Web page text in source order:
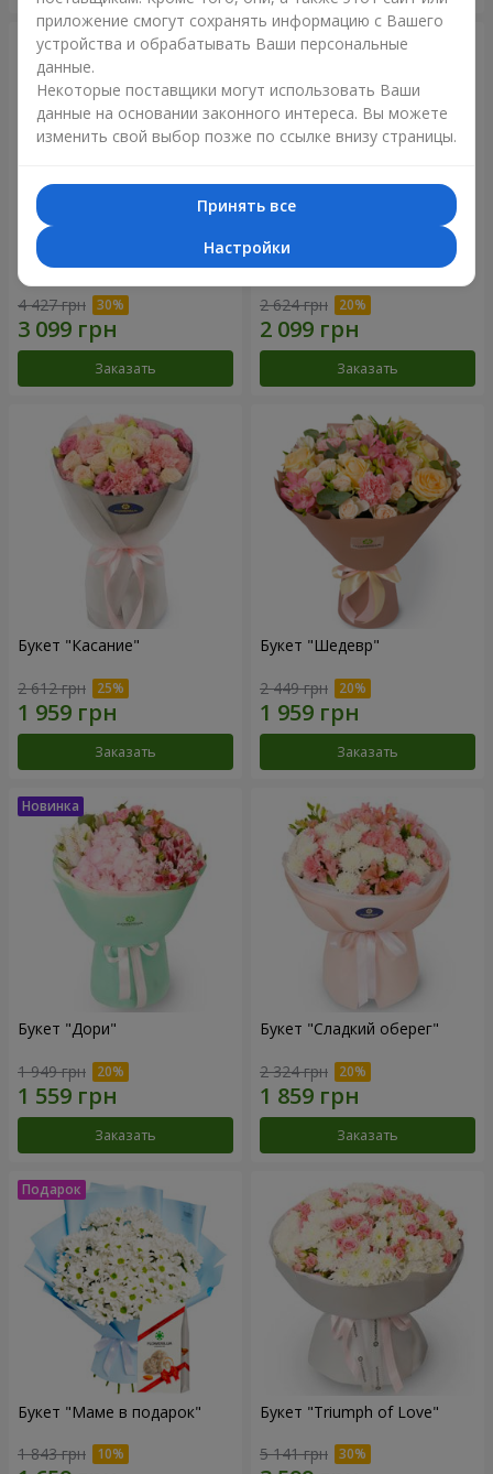
Букет "Your Smile"
4 427 грн
Заказать
Букет "Прикосновение
2 624 грн
Заказать
Букет "Касание"
2 612 грн
Заказать
Букет "Шедевр"
2 449 грн
Заказать
Букет "Дори"
1 949 грн
Заказать
Букет "Сладкий оберег"
2 324 грн
Заказать
Букет "Маме в подарок"
1 843 грн
Букет "Triumph of Love"
5 141 грн
приложение смогут сохранять информацию с Вашего
устройства и обрабатывать Ваши персональные
данные.
Некоторые поставщики могут использовать Ваши
данные на основании законного интереса. Вы можете
изменить свой выбор позже по ссылке внизу страницы.
Принять все
Настройки